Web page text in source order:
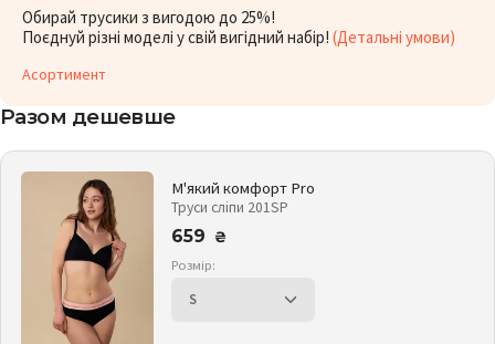
Обирай трусики з вигодою до 25%!
Поєднуй різні моделі у свій вигідний набір! (Детальні умови)
Асортимент
Разом дешевше
М'який комфорт Pro
Труси сліпи 201SP
659
₴
Розмір: